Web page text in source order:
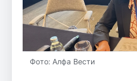
Фото: Алфа Вести